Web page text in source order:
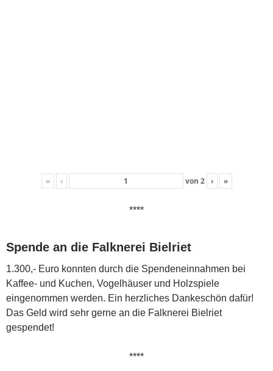
« ‹ von 2 › »
****
Spende an die Falknerei Bielriet
1.300,- Euro konnten durch die Spendeneinnahmen bei
Kaffee- und Kuchen, Vogelhäuser und Holzspiele
eingenommen werden. Ein herzliches Dankeschön dafür!
Das Geld wird sehr gerne an die Falknerei Bielriet
gespendet!
****